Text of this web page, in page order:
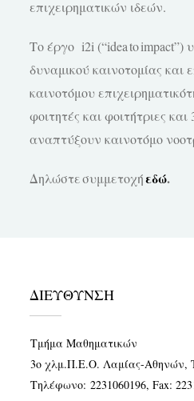
επιχειρηματικών ιδεών.
Το έργο i2i (“ideatoimpact”)
δυναμικού καινοτομίας
καινοτόμου
φοιτητές και φοιτήτριες
αναπτύξουν καινοτόμο
Δηλώστε συμμετοχήεδώ.
ΔΙΕΥΘΥΝΣΗ
Τμήμα Μαθηματικών
3ο χλμ.Π.Ε.Ο. Λαμίας-Αθηνών,
Τηλέφωνο: 2231060196, Fax: